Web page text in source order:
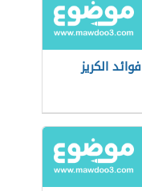
فوائد الكريز